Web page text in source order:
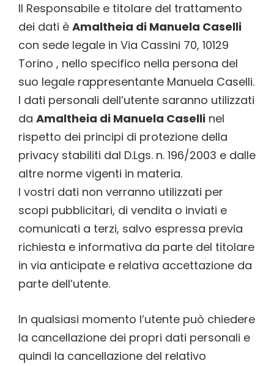
Il Responsabile e titolare del trattamento
dei dati è Amaltheia di Manuela Caselli
con sede legale in Via Cassini 70, 10129
Torino , nello specifico nella persona del
suo legale rappresentante Manuela Caselli.
I dati personali dell’utente saranno utilizzati
da Amaltheia di Manuela Caselli nel
rispetto dei principi di protezione della
privacy stabiliti dal D.Lgs. n. 196/2003 e dalle
altre norme vigenti in materia.
I vostri dati non verranno utilizzati per
scopi pubblicitari, di vendita o inviati e
comunicati a terzi, salvo espressa previa
richiesta e informativa da parte del titolare
in via anticipate e relativa accettazione da
parte dell’utente.
In qualsiasi momento l’utente può chiedere
la cancellazione dei propri dati personali e
quindi la cancellazione del relativo